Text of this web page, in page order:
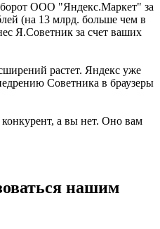
ООО "Яндекс.Маркет" за
(на 13 млрд. больше чем в
Я.Советник за счет ваших
растет. Яндекс уже
Советника в браузеры
конкурент, а вы нет. Оно вам
нашим